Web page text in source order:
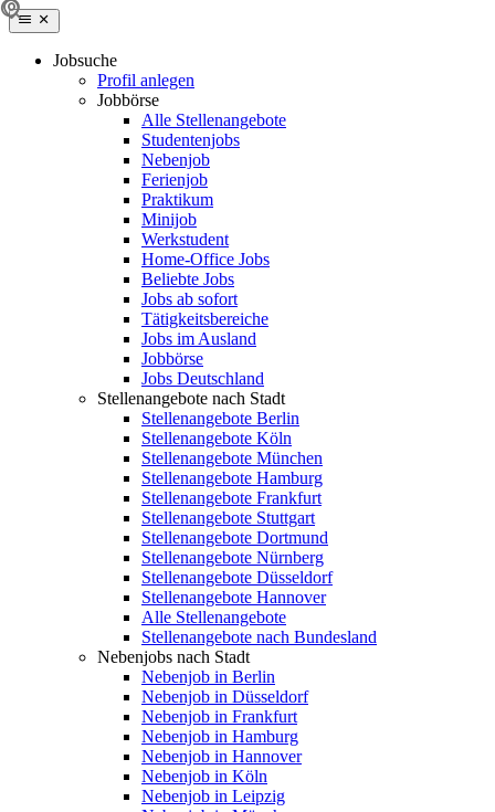
Jobsuche
Profil anlegen
Jobbörse
Alle Stellenangebote
Studentenjobs
Nebenjob
Ferienjob
Praktikum
Minijob
Werkstudent
Home-Office Jobs
Beliebte Jobs
Jobs ab sofort
Tätigkeitsbereiche
Jobs im Ausland
Jobbörse
Jobs Deutschland
Stellenangebote nach Stadt
Stellenangebote Berlin
Stellenangebote Köln
Stellenangebote München
Stellenangebote Hamburg
Stellenangebote Frankfurt
Stellenangebote Stuttgart
Stellenangebote Dortmund
Stellenangebote Nürnberg
Stellenangebote Düsseldorf
Stellenangebote Hannover
Alle Stellenangebote
Stellenangebote nach Bundesland
Nebenjobs nach Stadt
Nebenjob in Berlin
Nebenjob in Düsseldorf
Nebenjob in Frankfurt
Nebenjob in Hamburg
Nebenjob in Hannover
Nebenjob in Köln
Nebenjob in Leipzig